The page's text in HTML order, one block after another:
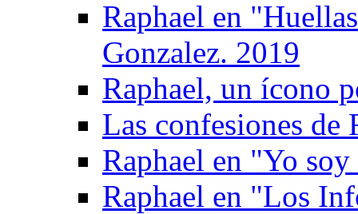
Raphael en
Gonzalez. 2019
Raphael, un ícono
Las confesiones de
Raphael en "Yo
Raphael en "Los